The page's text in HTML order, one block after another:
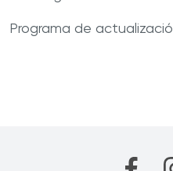
Programa de